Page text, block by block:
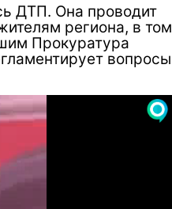
ДТП. Она проводит
региона, в том
Прокуратура
вопросы